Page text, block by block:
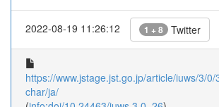
2022-08-19 11:26:12 1 + 8 Twitter
https://www.jstage.jst.go.jp/article/iuws/3/
char/ja/